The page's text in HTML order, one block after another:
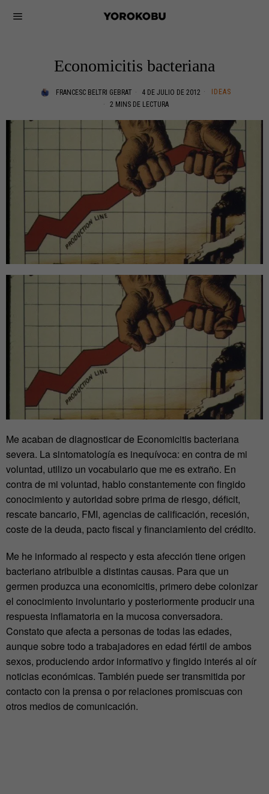
Economicitis bacteriana
FRANCESC BELTRI GEBRAT 4 DE JULIO DE 2012
IDEAS
2 MINS DE LECTURA
Me acaban de diagnosticar de Economicitis bacteriana
severa. La sintomatología es inequívoca: en contra de mi
voluntad, utilizo un vocabulario que me es extraño. En
contra de mi voluntad, hablo constantemente con fingido
conocimiento y autoridad sobre prima de riesgo, déficit,
rescate bancario, FMI, agencias de calificación, recesión,
coste de la deuda, pacto fiscal y financiamiento del crédito.
Me he informado al respecto y esta afección tiene origen
bacteriano atribuible a distintas causas. Para que un
germen produzca una economicitis, primero debe colonizar
el conocimiento involuntario y posteriormente producir una
respuesta inflamatoria en la mucosa conversadora.
Constato que afecta a personas de todas las edades,
aunque sobre todo a trabajadores en edad fértil de ambos
sexos, produciendo ardor informativo y fingido interés al oír
noticias económicas. También puede ser transmitida por
contacto con la prensa o por relaciones promiscuas con
otros medios de comunicación.